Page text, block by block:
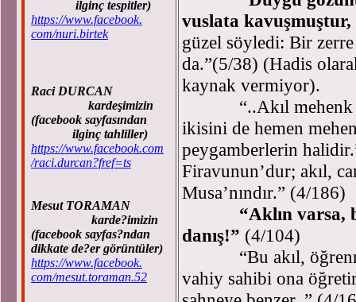
ilginç tespitler)
https://www.facebook.
com/nuri.birtek
Raci DURCAN
kardeşimizin
(facebook sayfasından
ilginç tahliller)
https://www.facebook.com
/raci.durcan?fref=ts
Mesut TORAMAN
karde?imizin
(facebook sayfas?ndan
dikkate de?er görüntüler)
https://www.facebook.
com/mesut.toraman.52
vuslata
güzel söyledi: Bir
da.”(5/38) (Hadis
kaynak vermiyor).
“..Akıl mehenk
ikisini de hemen
peygamberlerin
Firavunun’dur; akıl,
Musa’nındır.” (4/186)
“Aklın varsa,
danış!” (4/104)
“Bu akıl,
vahiy sahibi ona